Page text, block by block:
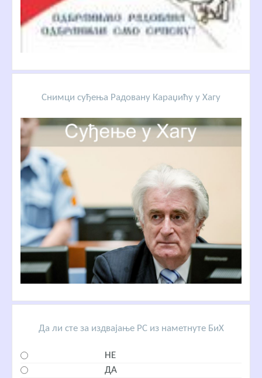
Снимци суђења Радовану Караџићу у Хагу
Да ли сте за издвајање РС из наметнуте БиХ
НЕ
ДА